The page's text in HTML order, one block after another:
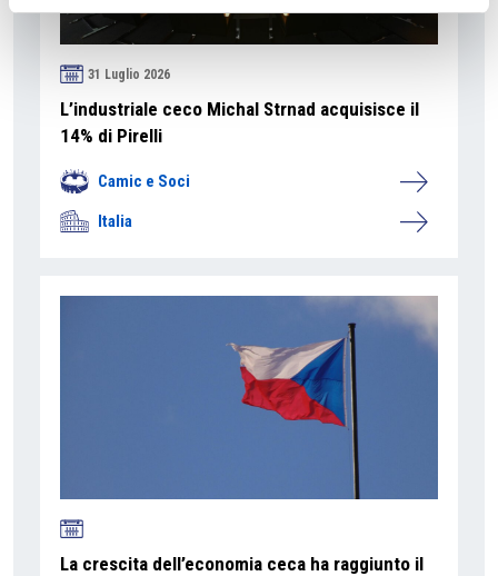
31 Luglio 2026
L’industriale ceco Michal Strnad acquisisce il
14% di Pirelli
Camic e Soci
Italia
La crescita dell’economia ceca ha raggiunto il